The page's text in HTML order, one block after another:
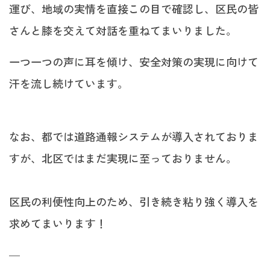
運び、地域の実情を直接この目で確認し、区民の皆
さんと膝を交えて対話を重ねてまいりました。
一つ一つの声に耳を傾け、安全対策の実現に向けて
汗を流し続けています。
なお、都では道路通報システムが導入されておりま
すが、北区ではまだ実現に至っておりません。
区民の利便性向上のため、引き続き粘り強く導入を
求めてまいります！
—